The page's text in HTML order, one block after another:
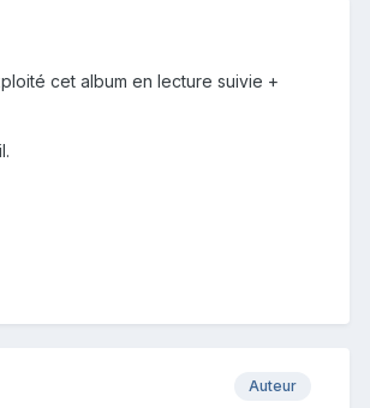
cet album en lecture suivie +
Auteur